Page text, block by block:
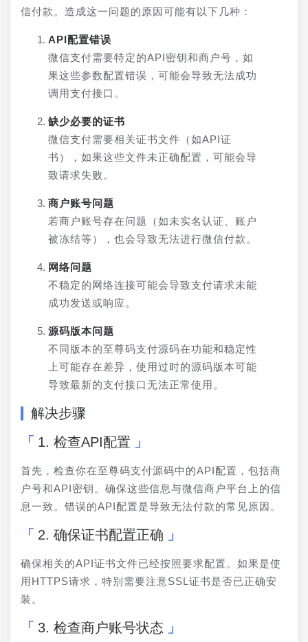
信付款。造成这一问题的原因可能有以下几种：
API配置错误
微信支付需要特定的API密钥和商户号，如
果这些参数配置错误，可能会导致无法成功
调用支付接口。
缺少必要的证书
微信支付需要相关证书文件（如API证
书），如果这些文件未正确配置，可能会导
致请求失败。
商户账号问题
若商户账号存在问题（如未实名认证、账户
被冻结等），也会导致无法进行微信付款。
网络问题
不稳定的网络连接可能会导致支付请求未能
成功发送或响应。
源码版本问题
不同版本的至尊码支付源码在功能和稳定性
上可能存在差异，使用过时的源码版本可能
导致最新的支付接口无法正常使用。
解决步骤
1. 检查API配置
首先，检查你在至尊码支付源码中的API配置，包括商
户号和API密钥。确保这些信息与微信商户平台上的信
息一致。错误的API配置是导致无法付款的常见原因。
2. 确保证书配置正确
确保相关的API证书文件已经按照要求配置。如果是使
用HTTPS请求，特别需要注意SSL证书是否已正确安
装。
3. 检查商户账号状态